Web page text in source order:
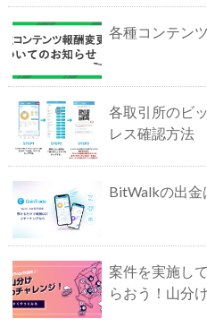
各種コンテン
各取引所のビ
レス確認方法
BitWalkの出金
案件を実施し
らおう！山分